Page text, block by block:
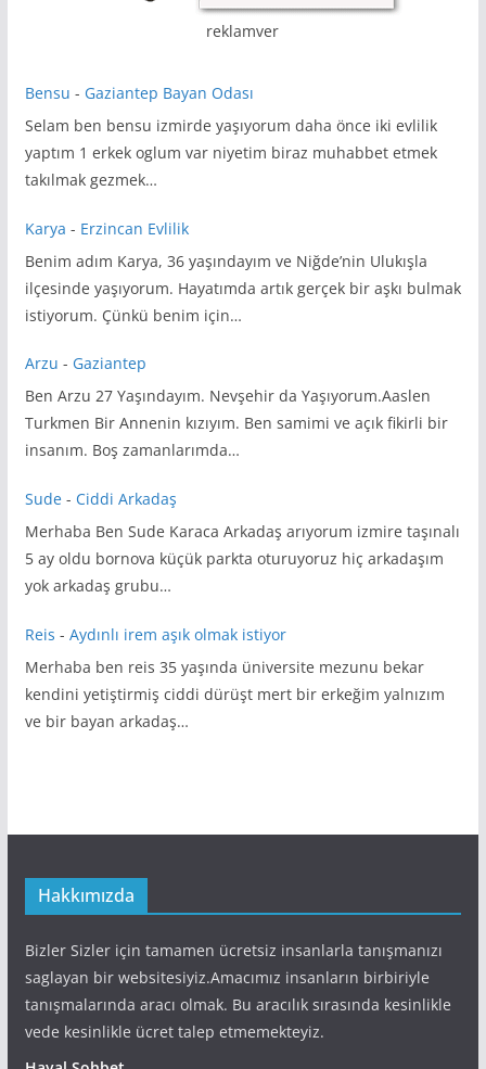
reklamver
Bensu - Gaziantep Bayan Odası
Selam ben bensu izmirde yaşıyorum daha önce iki evlilik
yaptım 1 erkek oglum var niyetim biraz muhabbet etmek
takılmak gezmek…
Karya - Erzincan Evlilik
Benim adım Karya, 36 yaşındayım ve Niğde’nin Ulukışla
ilçesinde yaşıyorum. Hayatımda artık gerçek bir aşkı bulmak
istiyorum. Çünkü benim için…
Arzu - Gaziantep
Ben Arzu 27 Yaşındayım. Nevşehir da Yaşıyorum.Aaslen
Turkmen Bir Annenin kızıyım. Ben samimi ve açık fikirli bir
insanım. Boş zamanlarımda…
Sude- Ciddi Arkadaş
Merhaba Ben Sude Karaca Arkadaş arıyorum izmire taşınalı
5 ay oldu bornova küçük parkta oturuyoruz hiç arkadaşım
yok arkadaş grubu…
Reis - Aydınlı irem aşık olmak istiyor
Merhaba ben reis 35 yaşında üniversite mezunu bekar
kendini yetiştirmiş ciddi dürüşt mert bir erkeğim yalnızım
ve bir bayan arkadaş…
Hakkımızda
Bizler Sizler için tamamen ücretsiz insanlarla tanışmanızı
saglayan bir websitesiyiz.Amacımız insanların birbiriyle
tanışmalarında aracı olmak. Bu aracılık sırasında kesinlikle
vede kesinlikle ücret talep etmemekteyiz.